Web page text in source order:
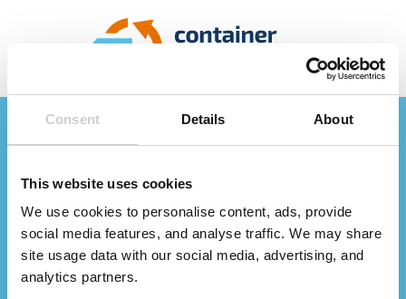
Consent Details About
This website uses cookies
We use cookies to personalise content, ads, provide
social media features, and analyse traffic. We may share
site usage data with our social media, advertising, and
analytics partners.
Container online
Hier können Sie Kosten für
Abfallcontainer einsehen oder direkt
einen Container mieten.